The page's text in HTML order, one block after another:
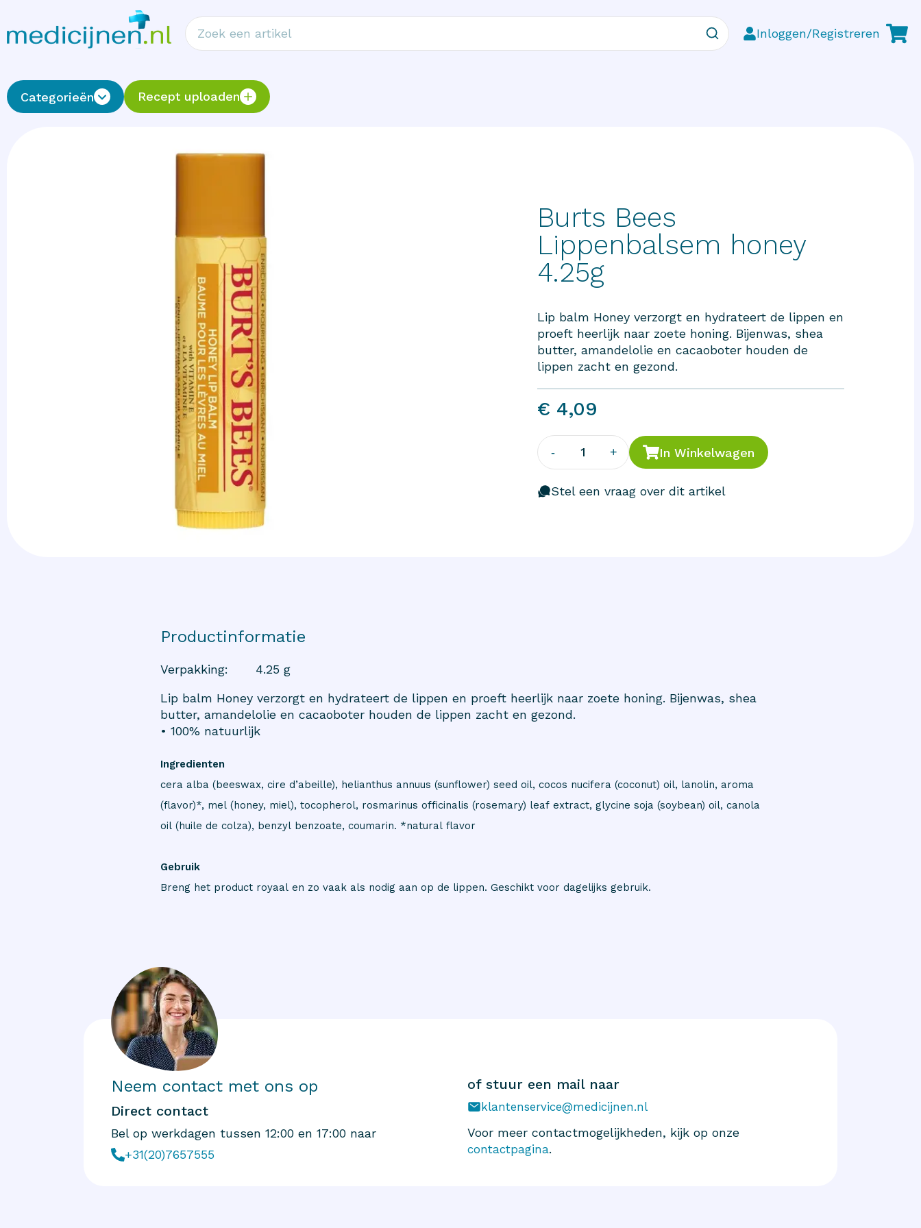
Inloggen/Registreren
Categorieën Recept uploaden
Burts Bees
Lippenbalsem honey
4.25g
Lip balm Honey verzorgt en hydrateert de lippen en
proeft heerlijk naar zoete honing. Bijenwas, shea
butter, amandelolie en cacaoboter houden de
lippen zacht en gezond.
€ 4,09
- 1 + In Winkelwagen
Stel een vraag over dit artikel
Productinformatie
Verpakking:
4.25 g
Lip balm Honey verzorgt en hydrateert de lippen en proeft heerlijk naar zoete honing. Bijenwas, shea
butter, amandelolie en cacaoboter houden de lippen zacht en gezond.
• 100% natuurlijk
Ingredienten
cera alba (beeswax, cire d’abeille), helianthus annuus (sunflower) seed oil, cocos nucifera (coconut) oil, lanolin, aroma
(flavor)*, mel (honey, miel), tocopherol, rosmarinus officinalis (rosemary) leaf extract, glycine soja (soybean) oil, canola
oil (huile de colza), benzyl benzoate, coumarin. *natural flavor
Gebruik
Breng het product royaal en zo vaak als nodig aan op de lippen. Geschikt voor dagelijks gebruik.
Neem contact met ons op
Direct contact
Bel op werkdagen tussen 12:00 en 17:00 naar
+31(20)7657555
of stuur een mail naar
klantenservice@medicijnen.nl
Voor meer contactmogelijkheden, kijk op onze
contactpagina.